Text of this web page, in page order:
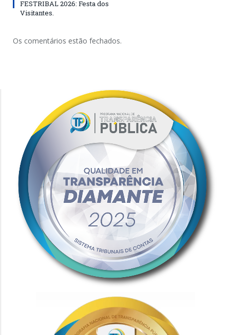
FESTRIBAL 2026: Festa dos
Visitantes.
Os comentários estão fechados.